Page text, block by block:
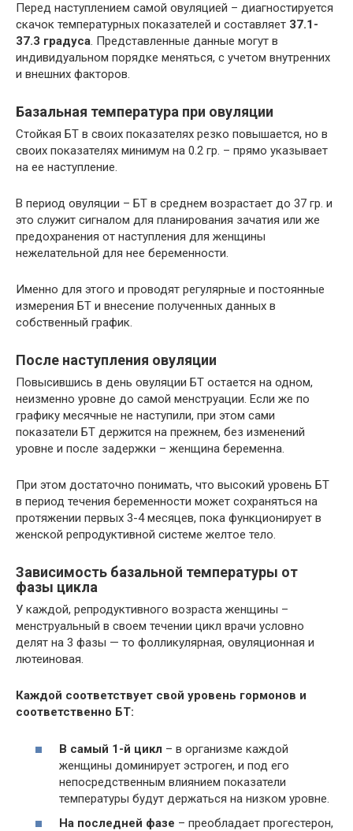
Перед наступлением самой овуляцией – диагностируется
скачок температурных показателей и составляет 37.1-
37.3 градуса. Представленные данные могут в
индивидуальном порядке меняться, с учетом внутренних
и внешних факторов.
Базальная температура при овуляции
Стойкая БТ в своих показателях резко повышается, но в
своих показателях минимум на 0.2 гр. – прямо указывает
на ее наступление.
В период овуляции – БТ в среднем возрастает до 37 гр. и
это служит сигналом для планирования зачатия или же
предохранения от наступления для женщины
нежелательной для нее беременности.
Именно для этого и проводят регулярные и постоянные
измерения БТ и внесение полученных данных в
собственный график.
После наступления овуляции
Повысившись в день овуляции БТ остается на одном,
неизменно уровне до самой менструации. Если же по
графику месячные не наступили, при этом сами
показатели БТ держится на прежнем, без изменений
уровне и после задержки – женщина беременна.
При этом достаточно понимать, что высокий уровень БТ
в период течения беременности может сохраняться на
протяжении первых 3-4 месяцев, пока функционирует в
женской репродуктивной системе желтое тело.
Зависимость базальной температуры от
фазы цикла
У каждой, репродуктивного возраста женщины –
менструальный в своем течении цикл врачи условно
делят на 3 фазы — то фолликулярная, овуляционная и
лютеиновая.
Каждой соответствует свой уровень гормонов и
соответственно БТ:
В самый 1-й цикл – в организме каждой
женщины доминирует эстроген, и под его
непосредственным влиянием показатели
температуры будут держаться на низком уровне.
На последней фазе – преобладает прогестерон,